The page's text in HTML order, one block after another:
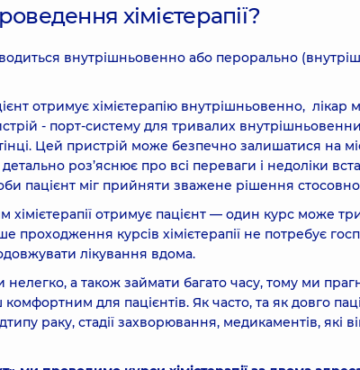
хімієтерапії?
внутрішньовенно або перорально
отримує хімієтерапію внутрішньовенно,
- порт-систему для тривалих
Цей пристрій може безпечно залишатися на
роз’яснює про всі переваги і недоліки
пацієнт міг прийняти зважене рішення
отримує пацієнт — один курс може
проходження курсів хімієтерапії не потребує
лікування вдома.
нелегко, а також займати багато часу, тому ми
для пацієнтів. Як часто, та як довго
раку, стадії захворювання, медикаментів, які